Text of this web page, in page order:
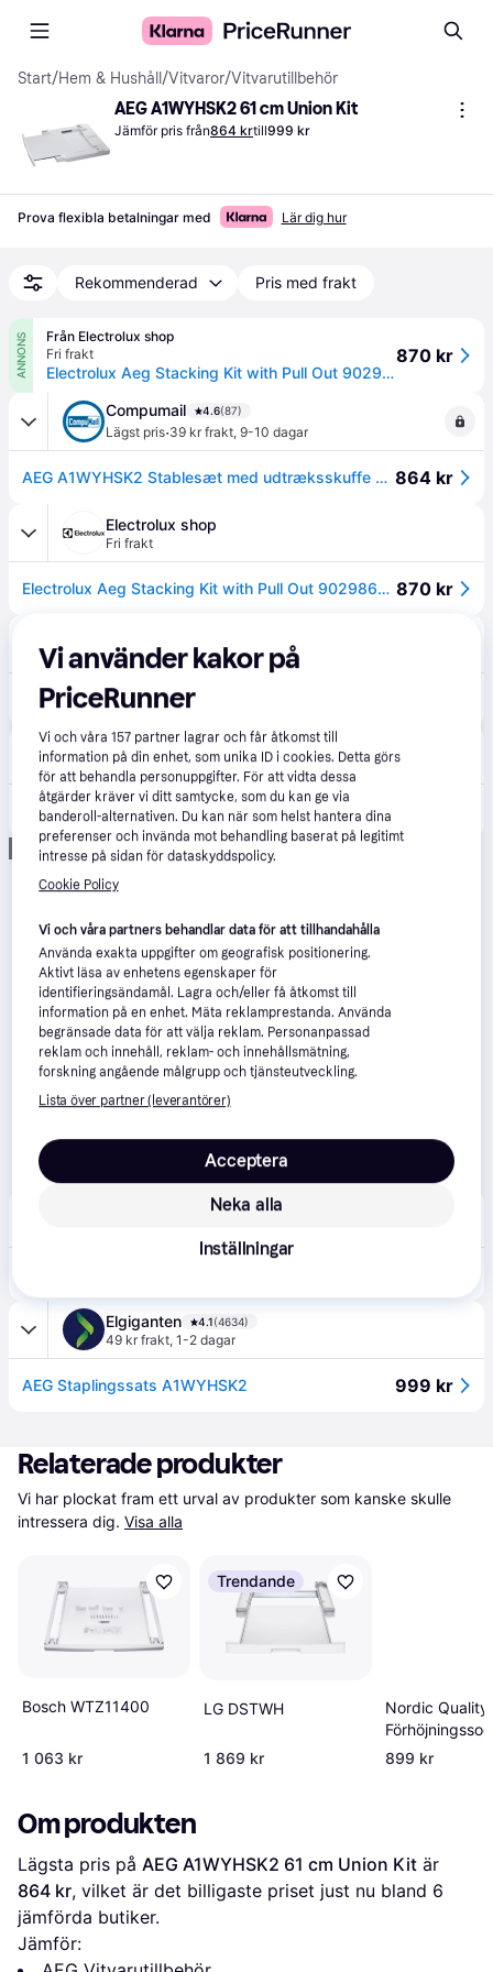
Start/Hem & Hushåll /Vitvaror/Vitvarutillbehör
AEG A1WYHSK2 61 cm Union Kit
Jämför pris från864 krtill999 kr
Prova flexibla betalningar med Lär dig hur
Rekommenderad Pris med frakt
ANNONS
Från Electrolux shop
Fri frakt
Electrolux Aeg Stacking Kit with Pull Out 9029866283
870 kr
Compumail 4.6(87)
Lägst pris·39 kr frakt, 9-10 dagar
AEG A1WYHSK2 Stablesæt med udtræksskuffe --> I externt lager, forväntat leveransdatum hos dig 17-08-2026 864 kr
Electrolux shop
Fri frakt
Electrolux Aeg Stacking Kit with Pull Out 9029866283 870 kr
39 kr frakt,1-5 dagar
Hemmy 4.3(39)
39 kr frakt,1-5 dagar
AEG - A1WYHSK2 - Stapelsats med utdragbar skiva
Annons
(526)
Elgiganten 4.1(4634)
49 kr frakt, 1-2 dagar
AEG Staplingssats A1WYHSK2 999 kr
Relaterade produkter
Vi har plockat fram ett urval av produkter som kanske skulle
intressera dig. Visa alla
Bosch WTZ11400
1 063 kr
Trendande
LG DSTWH
1 869 kr
Nordic Quality
med korg
899 kr
Om produkten
Lägsta pris på AEG A1WYHSK2 61 cm Union Kit
864 kr, vilket är det billigaste priset just nu bland 6
jämförda butiker.
Jämför:
Vi använder kakor på
PriceRunner
Vi och våra157 partner lagrar och får åtkomst till
information på din enhet, som unika ID i cookies. Detta görs
för att behandla personuppgifter. För att vidta dessa
åtgärder kräver vi ditt samtycke, som du kan ge via
banderoll-alternativen. Du kan när som helst hantera dina
preferenser och invända mot behandling baserat på legitimt
intresse på sidan för dataskyddspolicy.
Cookie Policy
Vi och våra partners behandlar data för att tillhandahålla
Använda exakta uppgifter om geografisk positionering.
Aktivt läsa av enhetens egenskaper för
identifieringsändamål. Lagra och/eller få åtkomst till
information på en enhet. Mäta reklamprestanda. Använda
begränsade data för att välja reklam. Personanpassad
reklam och innehåll, reklam- och innehållsmätning,
forskning angående målgrupp och tjänsteutveckling.
Lista över partner (leverantörer)
Neka alla
Acceptera
Inställningar